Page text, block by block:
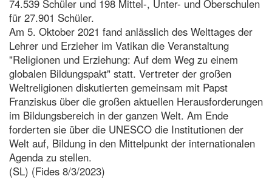
74.539 Schüler und 198 Mittel-, Unter- und Oberschulen
für 27.901 Schüler.
Am 5. Oktober 2021 fand anlässlich des Welttages der
Lehrer und Erzieher im Vatikan die Veranstaltung
"Religionen und Erziehung: Auf dem Weg zu einem
globalen Bildungspakt" statt. Vertreter der großen
Weltreligionen diskutierten gemeinsam mit Papst
Franziskus über die großen aktuellen Herausforderungen
im Bildungsbereich in der ganzen Welt. Am Ende
forderten sie über die UNESCO die Institutionen der
Welt auf, Bildung in den Mittelpunkt der internationalen
Agenda zu stellen.
(SL) (Fides 8/3/2023)